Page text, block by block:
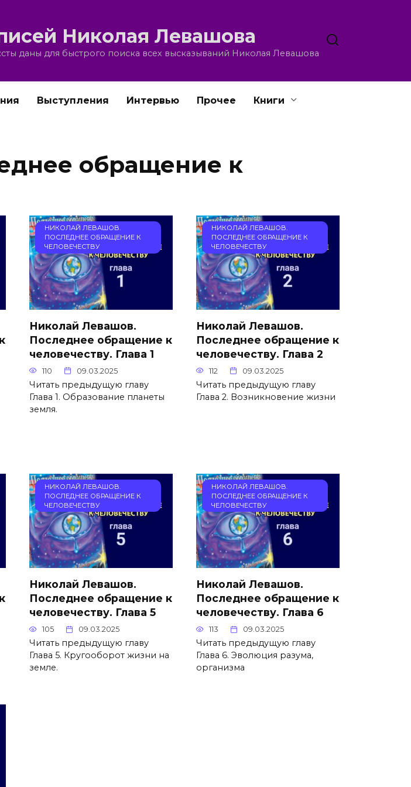
Николая Левашова
даны для быстрого поиска всех высказываний Николая Левашова
Выступления Интервью Прочее Книги
обращение к
НИКОЛАЙ ЛЕВАШОВ.
ПОСЛЕДНЕЕ ОБРАЩЕНИЕ К
ЧЕЛОВЕЧЕСТВУ
Николай Левашов.
Последнее обращение к
человечеству. Глава 1
110 09.03.2025
Читать предыдущую главу
Глава 1. Образование планеты
земля.
НИКОЛАЙ ЛЕВАШОВ.
ПОСЛЕДНЕЕ ОБРАЩЕНИЕ К
ЧЕЛОВЕЧЕСТВУ
Николай Левашов.
Последнее обращение к
человечеству. Глава 2
112 09.03.2025
Читать предыдущую главу
Глава 2. Возникновение жизни
НИКОЛАЙ ЛЕВАШОВ.
ПОСЛЕДНЕЕ ОБРАЩЕНИЕ К
ЧЕЛОВЕЧЕСТВУ
Николай Левашов.
Последнее обращение к
человечеству. Глава 5
105 09.03.2025
Читать предыдущую главу
Глава 5. Кругооборот жизни на
земле.
НИКОЛАЙ ЛЕВАШОВ.
ПОСЛЕДНЕЕ ОБРАЩЕНИЕ К
ЧЕЛОВЕЧЕСТВУ
Николай Левашов.
Последнее обращение к
человечеству. Глава 6
113 09.03.2025
Читать предыдущую главу
Глава 6. Эволюция разума,
организма